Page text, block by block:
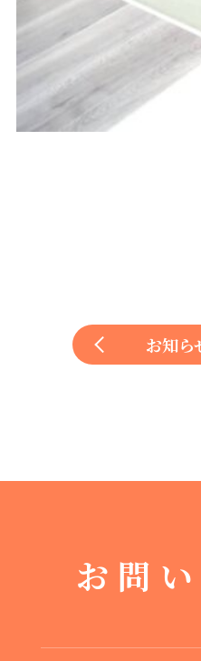
お知ら
お問